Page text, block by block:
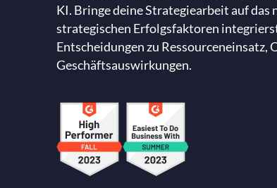
KI. Bringe deine Strategiearbeit auf das
strategischen Erfolgsfaktoren
Entscheidungen zu Ressourceneinsatz,
Geschäftsauswirkungen.